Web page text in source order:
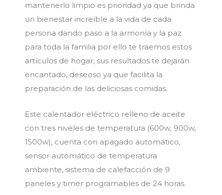
mantenerlo limpio es prioridad ya que brinda
un bienestar increíble a la vida de cada
persona dando paso a la armonía y la paz
para toda la familia por ello te traemos estos
artículos de hogar, sus resultados te dejarán
encantado, deseoso ya que facilita la
preparación de las deliciosas comidas.
Este calentador eléctrico relleno de aceite
con tres niveles de temperatura (600w, 900w,
1500w), cuenta con apagado automático,
sensor automático de temperatura
ambiente, sistema de calefacción de 9
paneles y timer programables de 24 horas.